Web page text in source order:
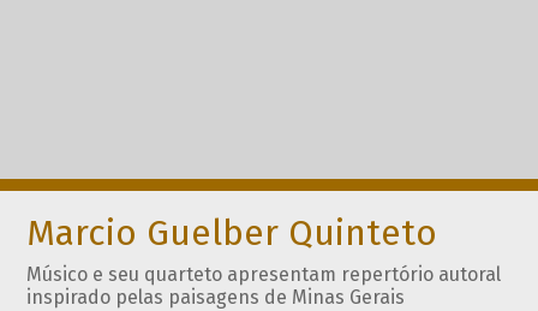
Marcio Guelber Quinteto
Músico e seu quarteto apresentam repertório autoral
inspirado pelas paisagens de Minas Gerais